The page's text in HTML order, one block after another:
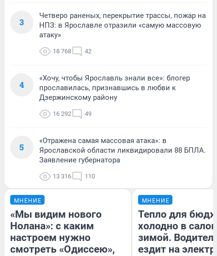
3
Четверо раненых, перекрытие трассы, пожар на
НПЗ: в Ярославле отразили «самую массовую
атаку»
18 768 42
4
«Хочу, чтобы Ярославль знали все»: блогер
прославилась, признавшись в любви к
Дзержинскому району
16 292 49
5
«Отражена самая массовая атака»: в
Ярославской области ликвидировали 88 БПЛА.
Заявление губернатора
13 316 110
МНЕНИЕ
«Мы видим нового
Нолана»: с каким
настроем нужно
смотреть «Одиссею»,
МНЕНИЕ
Тепло для
холодно в
зимой.
ездит на